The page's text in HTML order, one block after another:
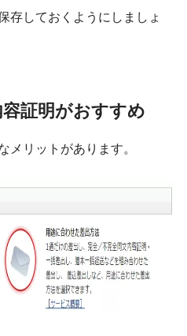
存しておくようにしましょ
証明がおすすめ
メリットがあります。